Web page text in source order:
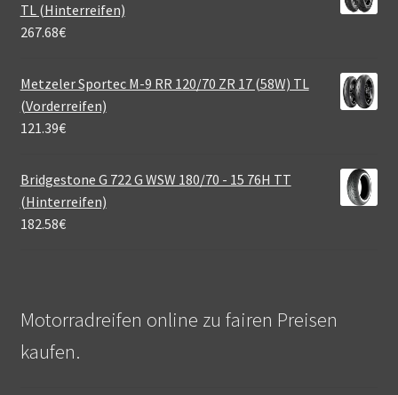
TL (Hinterreifen)
267.68€
Metzeler Sportec M-9 RR 120/70 ZR 17 (58W) TL
(Vorderreifen)
121.39€
Bridgestone G 722 G WSW 180/70 - 15 76H TT
(Hinterreifen)
182.58€
Motorradreifen online zu fairen Preisen
kaufen.